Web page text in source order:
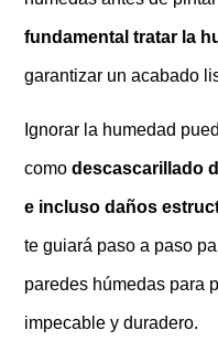
fundamental tratar la
garantizar un acabado
Ignorar la humedad
comodescascarillado
e incluso daños
te guiará paso a paso
paredes húmedas para
impecable y duradero.